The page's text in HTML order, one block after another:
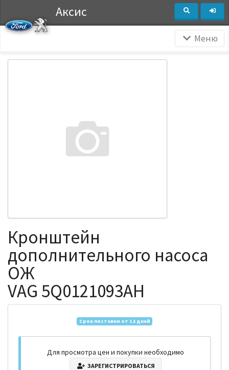
Аксис
Меню
Кронштейн
дополнительного насоса
ОЖ
VAG 5Q0121093AH
Срок поставки от 12 дней
Для просмотра цен и покупки необходимо
ЗАРЕГИСТРИРОВАТЬСЯ